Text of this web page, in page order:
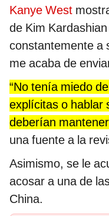
Kanye West
de Kim
constantemente a
me acaba de
“No tenía miedo
explícitas o hablar
deberían
una fuente a la
Asimismo, se le
acosar a una de
China.